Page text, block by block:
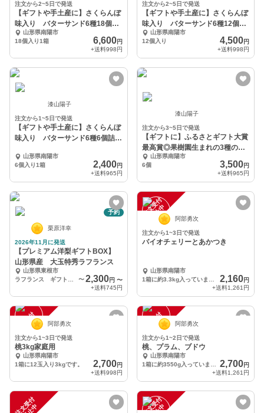
注文から2~5日で発送
【ギフトや手土産に】さくらんぼ
味入り バターサンド6種18個詰
合せ山形県南陽市
18個入り1箱
6,600円
+送料998円
注文から2~5日で発送
【ギフトや手土産に】さくらんぼ
味入り バターサンド6種12個詰
合せ山形県南陽市
12個入り
4,500円
+送料998円
漆山陽子
注文から1~5日で発送
【ギフトや手土産に】さくらんぼ
味入り バターサンド6種6個詰合
山形県南陽市
6個入り1箱
2,400円
+送料965円
漆山陽子
注文から3~5日で発送
【ギフトに】ふるさとギフト大賞
最高賞◎果樹園生まれの3種のぶ
どうジェラート
山形県南陽市
6個
3,500円
+送料965円
予約
栗原洋幸
2026年11月に発送
【プレミアム洋梨ギフトBOX】
山形県産 大玉特秀ラフランス
山形県東根市
〜 2,300円 〜
+送料745円
注
文
受
付
停
止
中 阿部勇次
注文から1~3日で発送
バイオチェリーとあかつき
山形県南陽市
2,160円
+送料1,261円
注
文
受
付
停
止
中 阿部勇次
注文から1~3日で発送
桃3kg家庭用
山形県南陽市
1箱に12玉入り3kgです。
2,700円
+送料998円
注
文
受
付
停
止
中 阿部勇次
注文から1~2日で発送
桃、プラム、ブドウ
山形県南陽市
2,700円
+送料1,261円
注
文
受
付
停
止 注
文
受
付
停
止